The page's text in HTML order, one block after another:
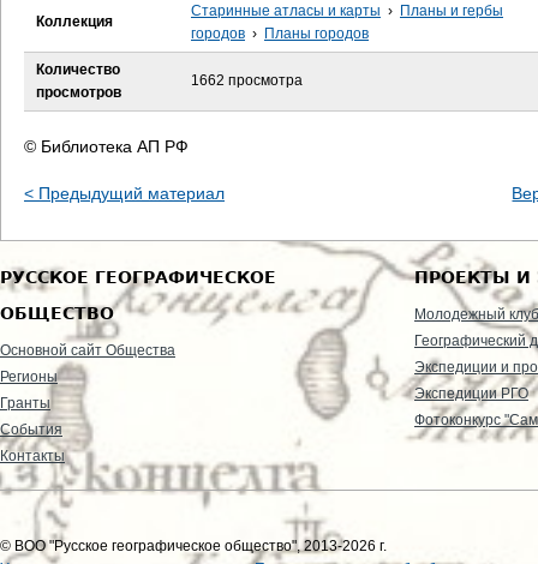
Коллекция
Старинные атласы и карты › Планы и гербы
городов › Планы городов
Количество
просмотров
1662 просмотра
© Библиотека АП РФ
< Предыдущий материал
РУССКОЕ ГЕОГРАФИЧЕСКОЕ
ОБЩЕСТВО
Основной сайт Общества
Регионы
Гранты
События
Контакты
ПРОЕКТЫ И
Молодежный клуб
Географический
Экспедиции и
Экспедиции РГО
Фотоконкурс
© ВОО "Русское географическое общество", 2013-2026 г.